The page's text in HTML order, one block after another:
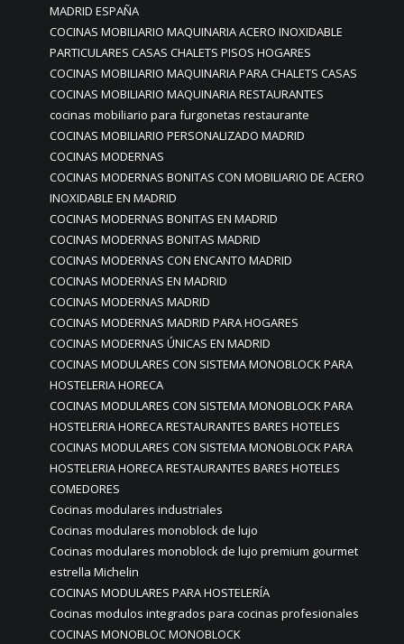
MADRID ESPAÑA
COCINAS MOBILIARIO MAQUINARIA ACERO INOXIDABLE
PARTICULARES CASAS CHALETS PISOS HOGARES
COCINAS MOBILIARIO MAQUINARIA PARA CHALETS CASAS
COCINAS MOBILIARIO MAQUINARIA RESTAURANTES
cocinas mobiliario para furgonetas restaurante
COCINAS MOBILIARIO PERSONALIZADO MADRID
COCINAS MODERNAS
COCINAS MODERNAS BONITAS CON MOBILIARIO DE ACERO
INOXIDABLE EN MADRID
COCINAS MODERNAS BONITAS EN MADRID
COCINAS MODERNAS BONITAS MADRID
COCINAS MODERNAS CON ENCANTO MADRID
COCINAS MODERNAS EN MADRID
COCINAS MODERNAS MADRID
COCINAS MODERNAS MADRID PARA HOGARES
COCINAS MODERNAS ÚNICAS EN MADRID
COCINAS MODULARES CON SISTEMA MONOBLOCK PARA
HOSTELERIA HORECA
COCINAS MODULARES CON SISTEMA MONOBLOCK PARA
HOSTELERIA HORECA RESTAURANTES BARES HOTELES
COCINAS MODULARES CON SISTEMA MONOBLOCK PARA
HOSTELERIA HORECA RESTAURANTES BARES HOTELES
COMEDORES
Cocinas modulares industriales
Cocinas modulares monoblock de lujo
Cocinas modulares monoblock de lujo premium gourmet
estrella Michelin
COCINAS MODULARES PARA HOSTELERÍA
Cocinas modulos integrados para cocinas profesionales
COCINAS MONOBLOC MONOBLOCK